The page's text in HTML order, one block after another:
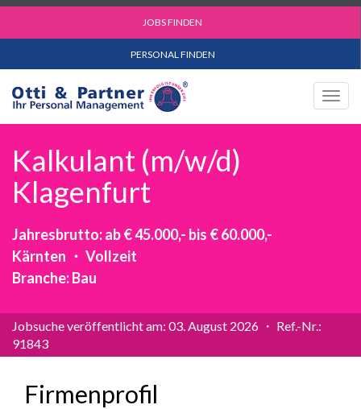
JOBS FINDEN
PERSONAL FINDEN
Kalkulant (m/w/d)
Klagenfurt
Jahresbrutto: ab € 45.000,- bis € 60.000,-
Kärnten ・ Vollzeit
Branche: Bau
Jobsuche veröffentlicht am: 03. August 2026 ・ Ref.-Nr.:
91843
Firmenprofil